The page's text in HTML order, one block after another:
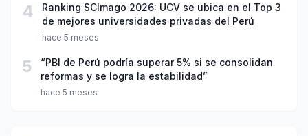
4
Ranking SCImago 2026: UCV se ubica en el Top 3
de mejores universidades privadas del Perú
hace 5 meses
5
“PBI de Perú podría superar 5% si se consolidan
reformas y se logra la estabilidad”
hace 5 meses